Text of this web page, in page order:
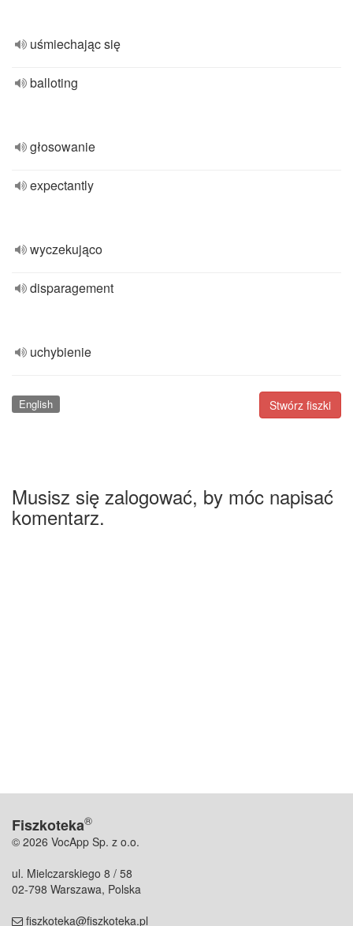
uśmiechając się
balloting
głosowanie
expectantly
wyczekująco
disparagement
uchybienie
Stwórz fiszki
English
Musisz się zalogować, by móc napisać
komentarz.
Fiszkoteka®
© 2026 VocApp Sp. z o.o.
ul. Mielczarskiego 8 / 58
02-798 Warszawa, Polska
fiszkoteka@fiszkoteka.pl